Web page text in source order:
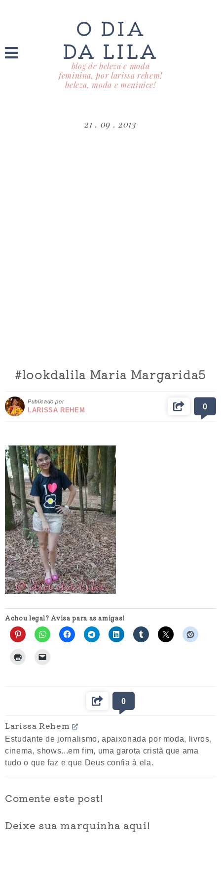
O DIA
DA LILA
blog de beleza e moda
feminina, por larissa rehem!
beleza, moda e meninice!
21 . 09 . 2013
#lookdalila Maria Margarida5
Publicado por
LARISSA REHEM 0
Achou legal? Avisa para as amigas!
0
Larissa Rehem
Estudante de jornalismo, apaixonada por moda, livros,
cinema, shows...em fim, uma garota cristã que ama
tudo o que faz e que Deus confia à ela.
Comente este post!
Deixe sua marquinha aqui!